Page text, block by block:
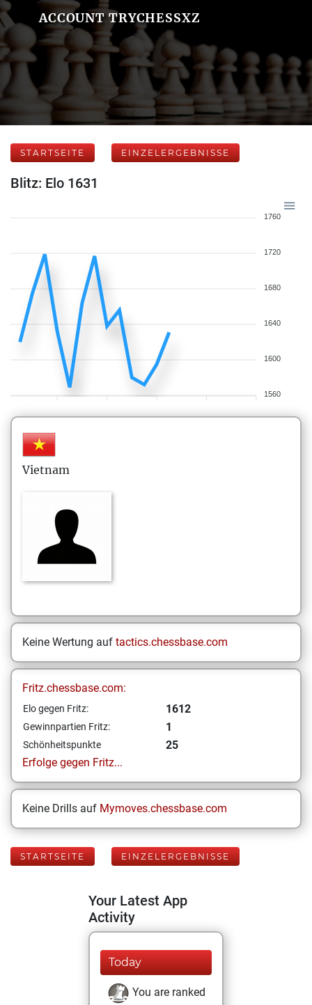
ACCOUNT TRYCHESSXZ
STARTSEITE EINZELERGEBNISSE
Blitz: Elo 1631
1760
1720
1680
1640
1600
1560
Vietnam
Keine Wertung auf tactics.chessbase.com
Fritz.chessbase.com:
Elo gegen Fritz: 1612
Gewinnpartien Fritz: 1
Schönheitspunkte
25
Erfolge gegen Fritz...
Keine Drills auf Mymoves.chessbase.com
STARTSEITE EINZELERGEBNISSE
Your Latest App
Activity
Today
You are ranked